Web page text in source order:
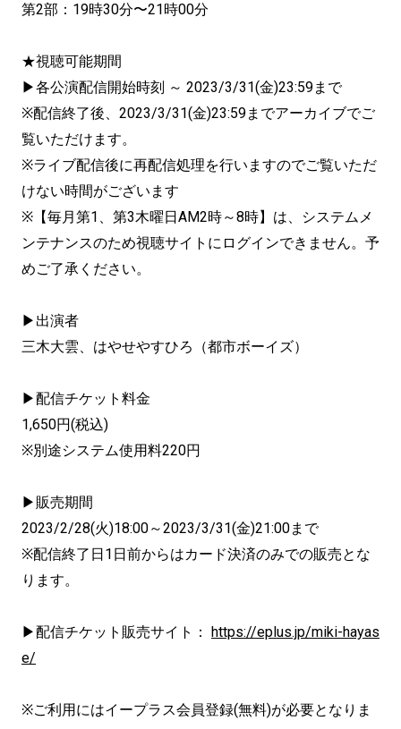
第2部：19時30分〜21時00分
★視聴可能期間
▶各公演配信開始時刻 ～ 2023/3/31(金)23:59まで
※配信終了後、2023/3/31(金)23:59までアーカイブでご
覧いただけます。
※ライブ配信後に再配信処理を行いますのでご覧いただ
けない時間がございます
※【毎月第1、第3木曜日AM2時～8時】は、システムメ
ンテナンスのため視聴サイトにログインできません。予
めご了承ください。
▶出演者
三木大雲、はやせやすひろ（都市ボーイズ）
▶配信チケット料金
1,650円(税込)
※別途システム使用料220円
▶販売期間
2023/2/28(火)18:00～2023/3/31(金)21:00まで
※配信終了日1日前からはカード決済のみでの販売とな
ります。
▶配信チケット販売サイト： https://eplus.jp/miki-hayas
e/
※ご利用にはイープラス会員登録(無料)が必要となりま